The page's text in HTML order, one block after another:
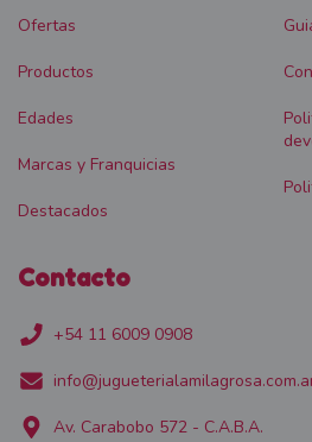
Ofertas
Productos
Edades
Marcas y Franquicias
Destacados
Contacto
+54 11 6009 0908
Av. Carabobo 572 - C.A.B.A.